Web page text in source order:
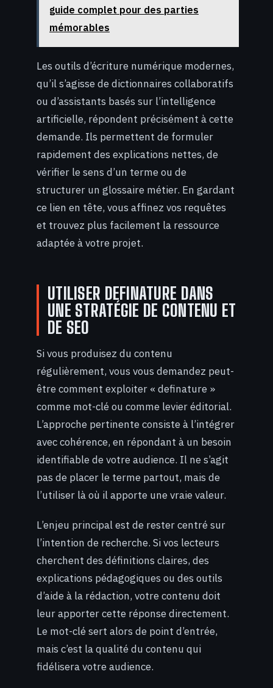
guide complet pour des parties
mémorables
Les outils d’écriture numérique modernes,
qu’il s’agisse de dictionnaires collaboratifs
ou d’assistants basés sur l’intelligence
artificielle, répondent précisément à cette
demande. Ils permettent de formuler
rapidement des explications nettes, de
vérifier le sens d’un terme ou de
structurer un glossaire métier. En gardant
ce lien en tête, vous affinez vos requêtes
et trouvez plus facilement la ressource
adaptée à votre projet.
UTILISER DEFINATURE DANS
UNE STRATÉGIE DE CONTENU ET
DE SEO
Si vous produisez du contenu
régulièrement, vous vous demandez peut-
être comment exploiter « definature »
comme mot-clé ou comme levier éditorial.
L’approche pertinente consiste à l’intégrer
avec cohérence, en répondant à un besoin
identifiable de votre audience. Il ne s’agit
pas de placer le terme partout, mais de
l’utiliser là où il apporte une vraie valeur.
L’enjeu principal est de rester centré sur
l’intention de recherche. Si vos lecteurs
cherchent des définitions claires, des
explications pédagogiques ou des outils
d’aide à la rédaction, votre contenu doit
leur apporter cette réponse directement.
Le mot-clé sert alors de point d’entrée,
mais c’est la qualité du contenu qui
fidélisera votre audience.